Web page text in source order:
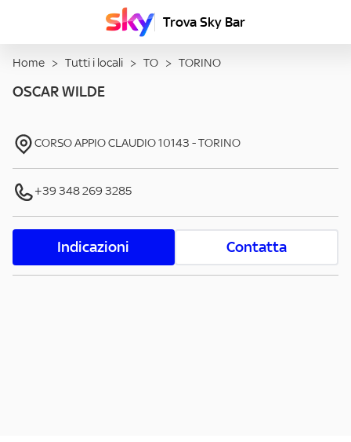
Trova Sky Bar
Home > Tutti i locali > TO > TORINO
OSCAR WILDE
CORSO APPIO CLAUDIO10143 -TORINO
+39 348 269 3285
Indicazioni Contatta